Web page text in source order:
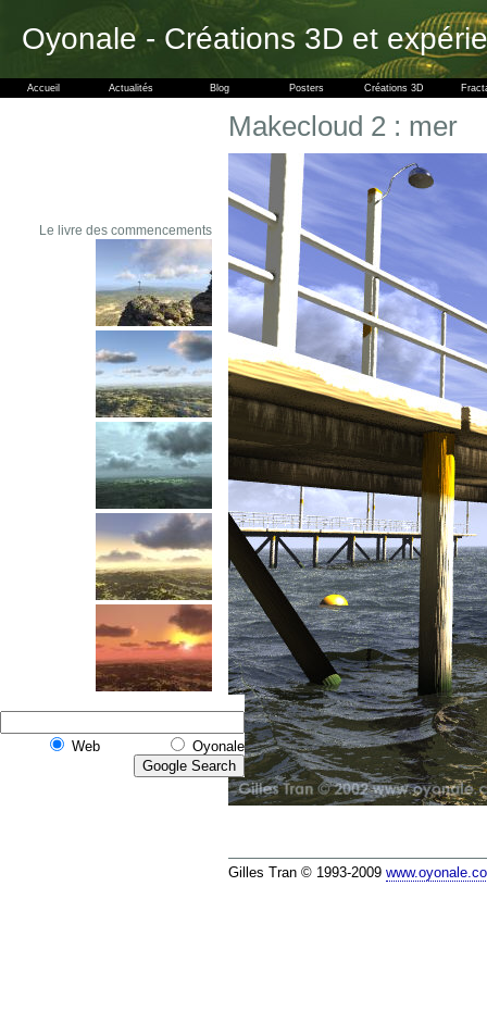
Oyonale - Créations 3D et
Accueil Actualités Blog Posters Créations 3D
Le livre des commencements
Web Oyonale
Makecloud 2 : mer
Gilles Tran © 1993-2009